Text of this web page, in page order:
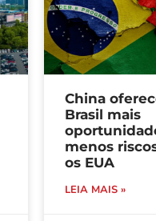
China
Brasil mais
menos
os EUA
LEIA MAIS »